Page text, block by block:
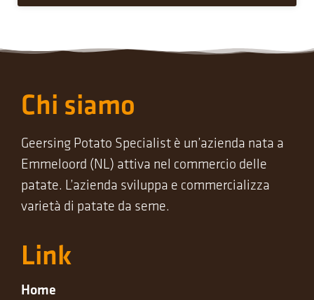
Chi siamo
Geersing Potato Specialist è un’azienda nata a
Emmeloord (NL) attiva nel commercio delle
patate. L’azienda sviluppa e commercializza
varietà di patate da seme.
Link
Home